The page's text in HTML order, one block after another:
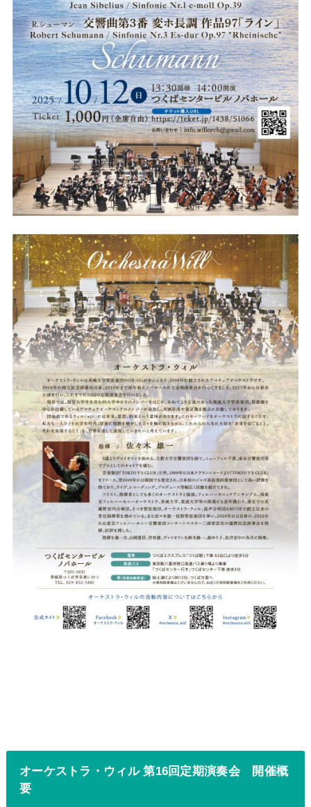
オーケストラ・ウィル 第16回定期演奏会 開催概
要